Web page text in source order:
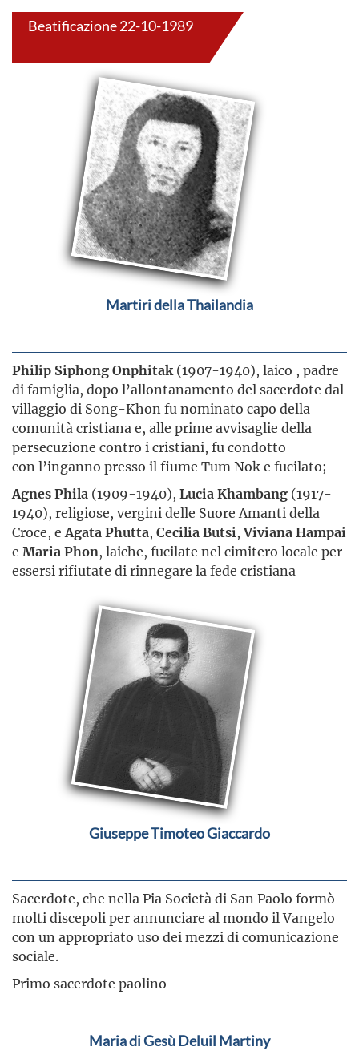
Beatificazione 22-10-1989
Martiri della Thailandia
Philip Siphong Onphitak (1907-1940), laico , padre
di famiglia, dopo l’allontanamento del sacerdote dal
villaggio di Song-Khon fu nominato capo della
comunità cristiana e, alle prime avvisaglie della
persecuzione contro i cristiani, fu condotto
con l’inganno presso il fiume Tum Nok e fucilato;
Agnes Phila (1909-1940), Lucia Khambang (1917-
1940), religiose, vergini delle Suore Amanti della
Croce, e Agata Phutta, Cecilia Butsi,Viviana Hampai
e Maria Phon, laiche, fucilate nel cimitero locale per
essersi rifiutate di rinnegare la fede cristiana
Giuseppe Timoteo Giaccardo
Sacerdote, che nella Pia Società di San Paolo formò
molti discepoli per annunciare al mondo il Vangelo
con un appropriato uso dei mezzi di comunicazione
sociale.
Primo sacerdote paolino
Maria di Gesù Deluil Martiny